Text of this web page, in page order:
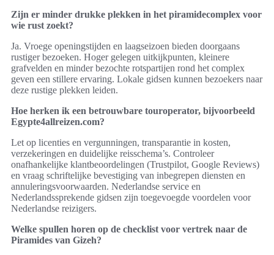
Zijn er minder drukke plekken in het piramidecomplex voor
wie rust zoekt?
Ja. Vroege openingstijden en laagseizoen bieden doorgaans
rustiger bezoeken. Hoger gelegen uitkijkpunten, kleinere
grafvelden en minder bezochte rotspartijen rond het complex
geven een stillere ervaring. Lokale gidsen kunnen bezoekers naar
deze rustige plekken leiden.
Hoe herken ik een betrouwbare touroperator, bijvoorbeeld
Egypte4allreizen.com?
Let op licenties en vergunningen, transparantie in kosten,
verzekeringen en duidelijke reisschema’s. Controleer
onafhankelijke klantbeoordelingen (Trustpilot, Google Reviews)
en vraag schriftelijke bevestiging van inbegrepen diensten en
annuleringsvoorwaarden. Nederlandse service en
Nederlandssprekende gidsen zijn toegevoegde voordelen voor
Nederlandse reizigers.
Welke spullen horen op de checklist voor vertrek naar de
Piramides van Gizeh?